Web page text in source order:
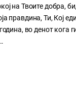
на Твоите добра,
правдина, Ти, Кој
во денот кога